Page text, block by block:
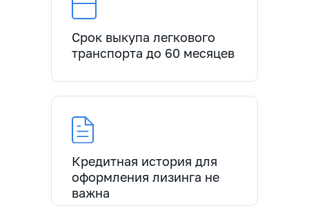
Срок выкупа легкового
транспорта до 60 месяцев
Кредитная история для
оформления лизинга не
важна